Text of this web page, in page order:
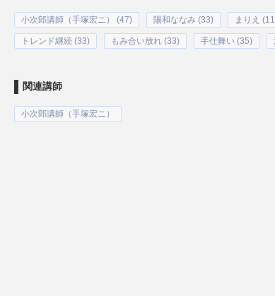
小次郎講師（手塚宏ニ） (47) 陽和ななみ (33) まりえ
トレンド継続 (33) もみ合い放れ (33) 手仕舞い (35)
関連講師
小次郎講師（手塚宏ニ）